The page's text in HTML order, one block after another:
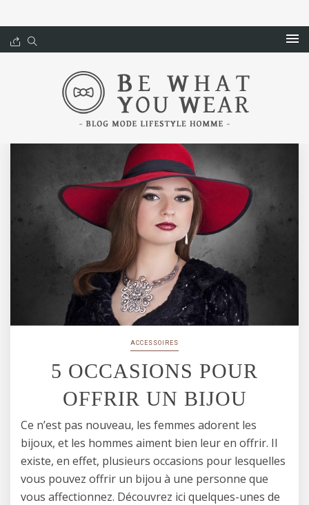
ACCESSOIRES
5 OCCASIONS POUR
OFFRIR UN BIJOU
Ce n’est pas nouveau, les femmes adorent les
bijoux, et les hommes aiment bien leur en offrir. Il
existe, en effet, plusieurs occasions pour lesquelles
vous pouvez offrir un bijou à une personne que
vous affectionnez. Découvrez ici quelques-unes de